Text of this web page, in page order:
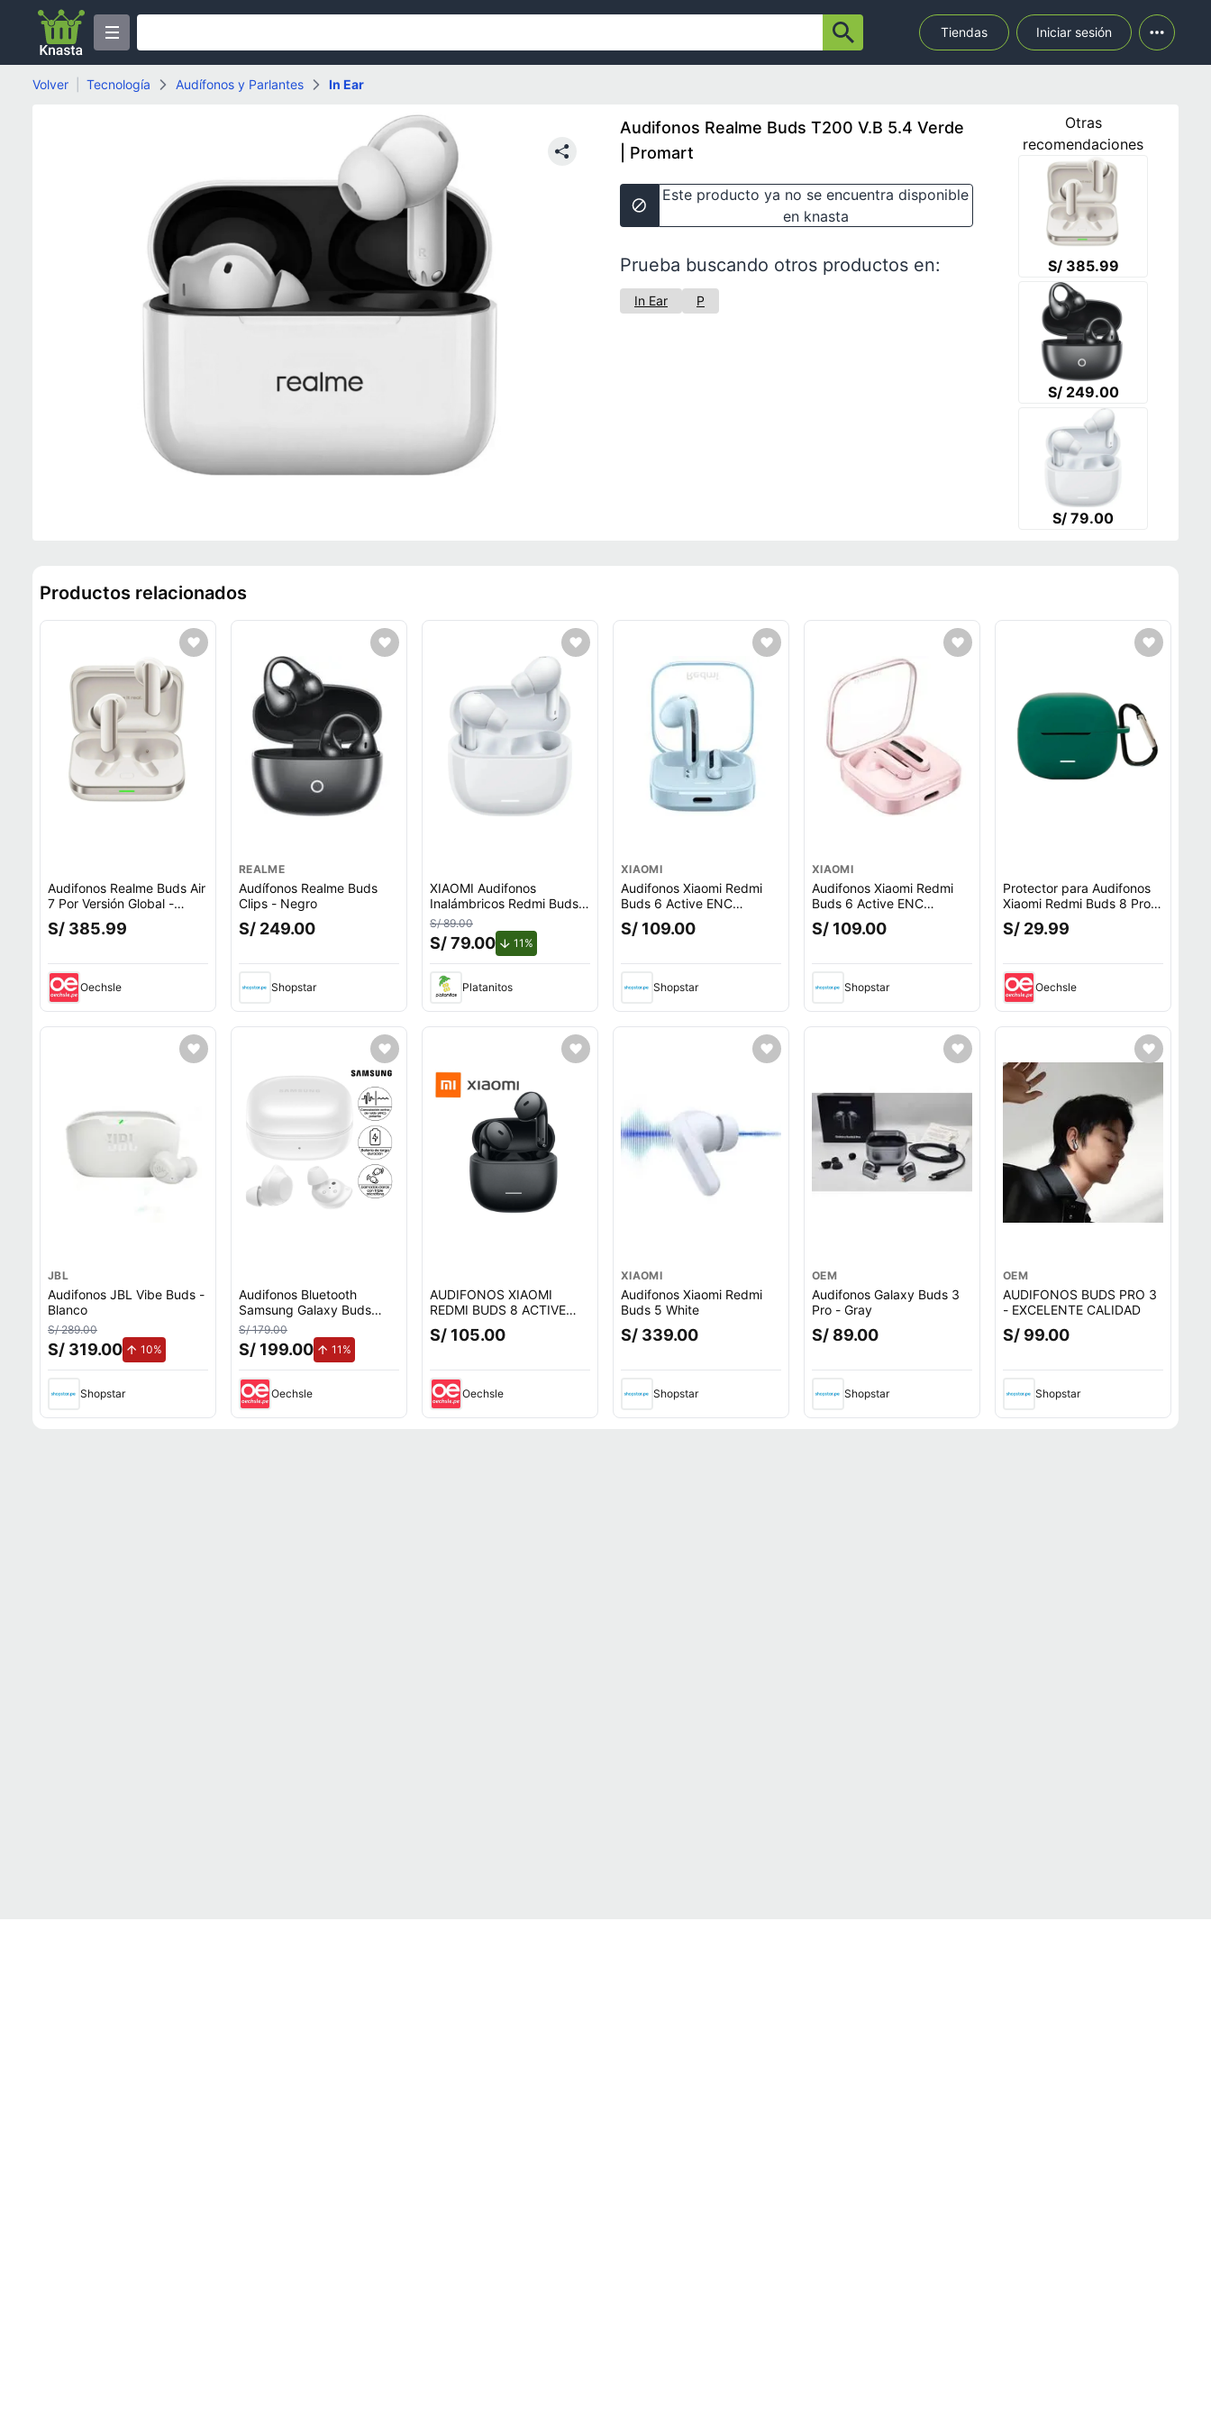
Tiendas Iniciar sesión
Volver Tecnología Audífonos y Parlantes In Ear
Audifonos Realme Buds T200 V.B 5.4 Verde
| Promart
Este producto ya no se encuentra disponible
en knasta
Prueba buscando otros productos en:
In Ear P
Otras
recomendaciones
S/ 385.99
S/ 249.00
S/ 79.00
Productos relacionados
Audifonos Realme Buds Air
7 Por Versión Global -
BLANCO
S/ 385.99
Oechsle
REALME
Audífonos Realme Buds
Clips - Negro
S/ 249.00
Shopstar
XIAOMI Audifonos
Inalámbricos Redmi Buds 8
Lite Bluetooth 5.4
S/ 89.00
S/ 79.00 11%
Platanitos
XIAOMI
Audifonos Xiaomi Redmi
Buds 6 Active ENC
Bluetooth 5.4 Celeste
S/ 109.00
Shopstar
XIAOMI
Audifonos Xiaomi Redmi
Buds 6 Active ENC
Bluetooth 5.4 Rosa
S/ 109.00
Shopstar
Protector para Audifonos
Xiaomi Redmi Buds 8 Pro -
VERDE
S/ 29.99
Oechsle
JBL
Audifonos JBL Vibe Buds -
Blanco
S/ 289.00
S/ 319.00 10%
Shopstar
Audifonos Bluetooth
Samsung Galaxy Buds
Core Blanco
S/ 179.00
S/ 199.00 11%
Oechsle
AUDIFONOS XIAOMI
REDMI BUDS 8 ACTIVE
NEGRO
S/ 105.00
Oechsle
XIAOMI
Audifonos Xiaomi Redmi
Buds 5 White
S/ 339.00
Shopstar
OEM
Audifonos Galaxy Buds 3
Pro - Gray
S/ 89.00
Shopstar
OEM
AUDIFONOS BUDS PRO 3
- EXCELENTE CALIDAD
S/ 99.00
Shopstar